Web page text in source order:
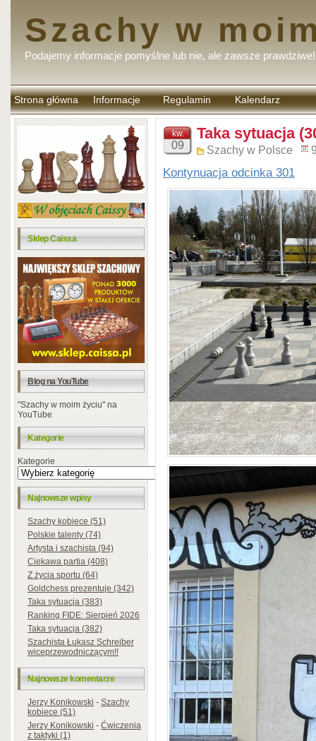
Szachy w
Podajemy informacje pomyślne lub nie, ale zawsze prawdziwe!
Strona główna Informacje Regulamin
komentarzy
Kalendarz
Sklep Caissa
Blog na YouTube
"Szachy w moim życiu" na
YouTube
Kategorie
Kategorie
Najnowsze wpisy
Szachy kobiece (51)
Polskie talenty (74)
Artysta i szachista (94)
Ciekawa partia (408)
Z życia sportu (64)
Goldchess prezentuje (342)
Taka sytuacja (383)
Ranking FIDE: Sierpień 2026
Taka sytuacja (382)
Szachista Łukasz Schreiber
wiceprzewodniczącym!!
Najnowsze komentarze
Jerzy Konikowski-Szachy
kobiece (51)
Jerzy Konikowski-Ćwiczenia
z taktyki (1)
kw.
09
Taka sytuacja
Szachy w Polsce
Kontynuacja odcinka 301